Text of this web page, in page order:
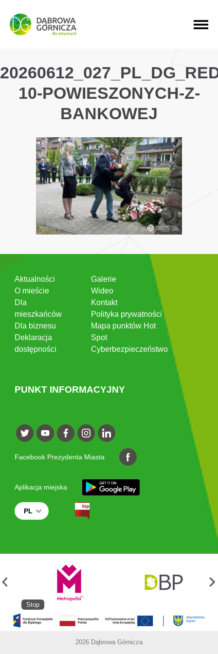
PRZEJDŹ DO MENU GŁÓWNEGO
PRZEJDŹ DO WYSZUKIWARKI
PRZEJDŹ DO TREŚCI
10-POWIESZONYCH-Z-
BANKOWEJ
Aktualności
O mieście
Dla
mieszkańców
Dla biznesu
Deklaracja
dostępności
Galerie
Wideo
Kontakt
Polityka prywatności
Mapa punktów Hot
Spot
Cyberbezpieczeństwo
PUNKT INFORMACYJNY
Facebook Prezydenta Miasta
Aplikacja miejska
PL
Stop
2026 Dąbrowa Górnicza